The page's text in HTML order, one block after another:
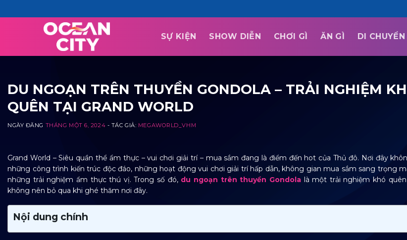
to
SỰ KIỆN SHOW DIỄN CHƠI GÌ ĂN GÌ DI CHUYỂN
DU NGOẠN TRÊN THUYỀN GONDOLA – TRẢI NGHIỆM
QUÊN TẠI GRAND WORLD
NGÀY ĐĂNG THÁNG MỘT 6, 2024 - TÁC GIẢ: MEGAWORLD_VHM
Grand World – Siêu quần thể ẩm thực – vui chơi giải trí – mua sắm đang là điểm đến hot của Thủ đô. Nơi đây
những công trình kiến trúc độc đáo, những hoạt động vui chơi giải trí hấp dẫn, không gian mua sắm sang trọng
những trải nghiệm ẩm thực thú vị. Trong số đó, du ngoạn trên thuyền Gondolalà một trải nghiệm khó
không nên bỏ qua khi ghé thăm nơi đây.
Nội dung chính